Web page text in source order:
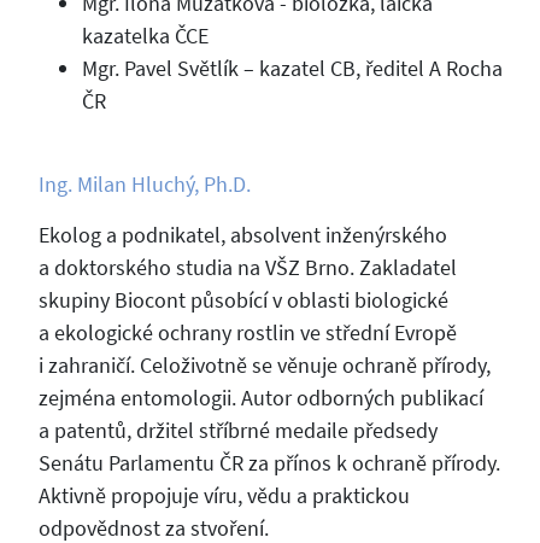
kazatelka ČCE
Mgr. Pavel Světlík – kazatel CB, ředitel A Rocha
ČR
Ing. Milan Hluchý, Ph.D.
Ekolog a podnikatel, absolvent inženýrského
a doktorského studia na VŠZ Brno. Zakladatel
skupiny Biocont působící v oblasti biologické
a ekologické ochrany rostlin ve střední Evropě
i zahraničí. Celoživotně se věnuje ochraně přírody,
zejména entomologii. Autor odborných publikací
a patentů, držitel stříbrné medaile předsedy
Senátu Parlamentu ČR za přínos k ochraně přírody.
Aktivně propojuje víru, vědu a praktickou
odpovědnost za stvoření.